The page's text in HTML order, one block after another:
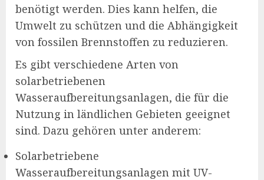
benötigt werden. Dies kann helfen, die
Umwelt zu schützen und die Abhängigkeit
von fossilen Brennstoffen zu reduzieren.
Es gibt verschiedene Arten von
solarbetriebenen
Wasseraufbereitungsanlagen, die für die
Nutzung in ländlichen Gebieten geeignet
sind. Dazu gehören unter anderem:
Solarbetriebene
Wasseraufbereitungsanlagen mit UV-